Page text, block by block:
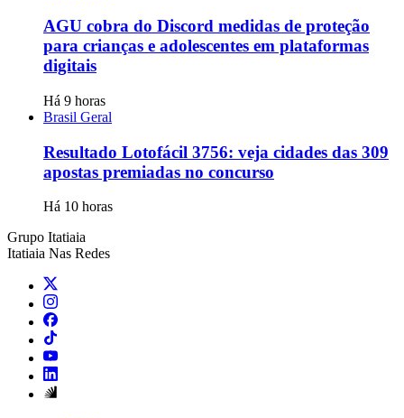
AGU cobra do Discord medidas de proteção
para crianças e adolescentes em plataformas
digitais
Há 9 horas
Brasil Geral
Resultado Lotofácil 3756: veja cidades das 309
apostas premiadas no concurso
Há 10 horas
Grupo Itatiaia
Itatiaia Nas Redes